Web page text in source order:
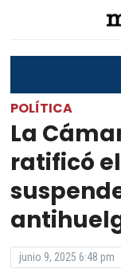
POLÍTICA
La
ratificó
junio 9, 2025 6:48 pm